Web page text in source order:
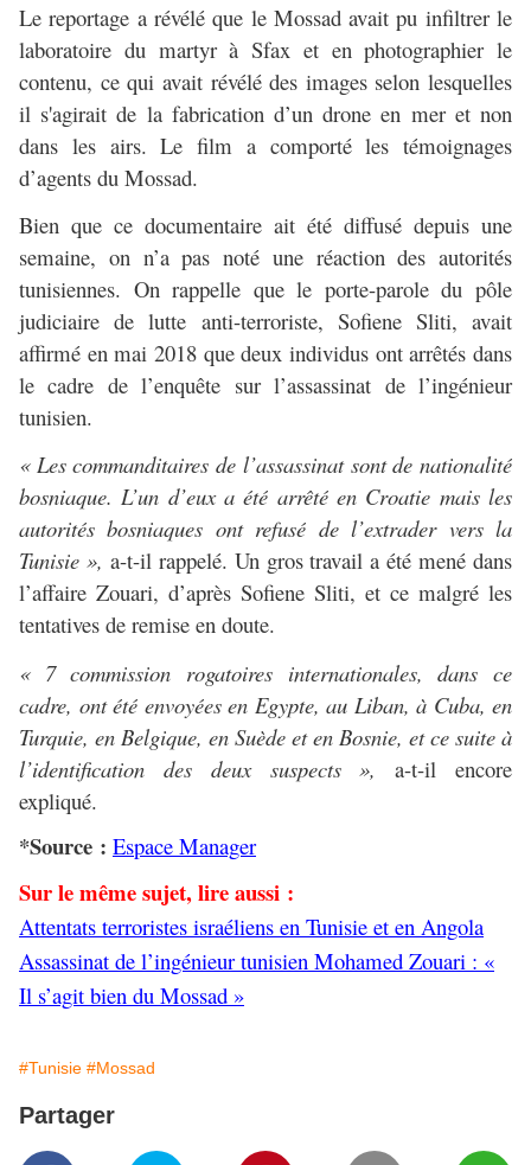
Le reportage a révélé que le Mossad avait pu infiltrer le
laboratoire du martyr à Sfax et en photographier le
contenu, ce qui avait révélé des images selon lesquelles
il s'agirait de la fabrication d’un drone en mer et non
dans les airs. Le film a comporté les témoignages
d’agents du Mossad.
Bien que ce documentaire ait été diffusé depuis une
semaine, on n’a pas noté une réaction des autorités
tunisiennes. On rappelle que le porte-parole du pôle
judiciaire de lutte anti-terroriste, Sofiene Sliti, avait
affirmé en mai 2018 que deux individus ont arrêtés dans
le cadre de l’enquête sur l’assassinat de l’ingénieur
tunisien.
« Les commanditaires de l’assassinat sont de nationalité
bosniaque. L’un d’eux a été arrêté en Croatie mais les
autorités bosniaques ont refusé de l’extrader vers la
Tunisie », a-t-il rappelé. Un gros travail a été mené dans
l’affaire Zouari, d’après Sofiene Sliti, et ce malgré les
tentatives de remise en doute.
« 7 commission rogatoires internationales, dans ce
cadre, ont été envoyées en Egypte, au Liban, à Cuba, en
Turquie, en Belgique, en Suède et en Bosnie, et ce suite à
l’identification des deux suspects », a-t-il encore
expliqué.
*Source : Espace Manager
Sur le même sujet, lire aussi :
Attentats terroristes israéliens en Tunisie et en Angola
Assassinat de l’ingénieur tunisien Mohamed Zouari : «
Il s’agit bien du Mossad »
#Tunisie #Mossad
Partager